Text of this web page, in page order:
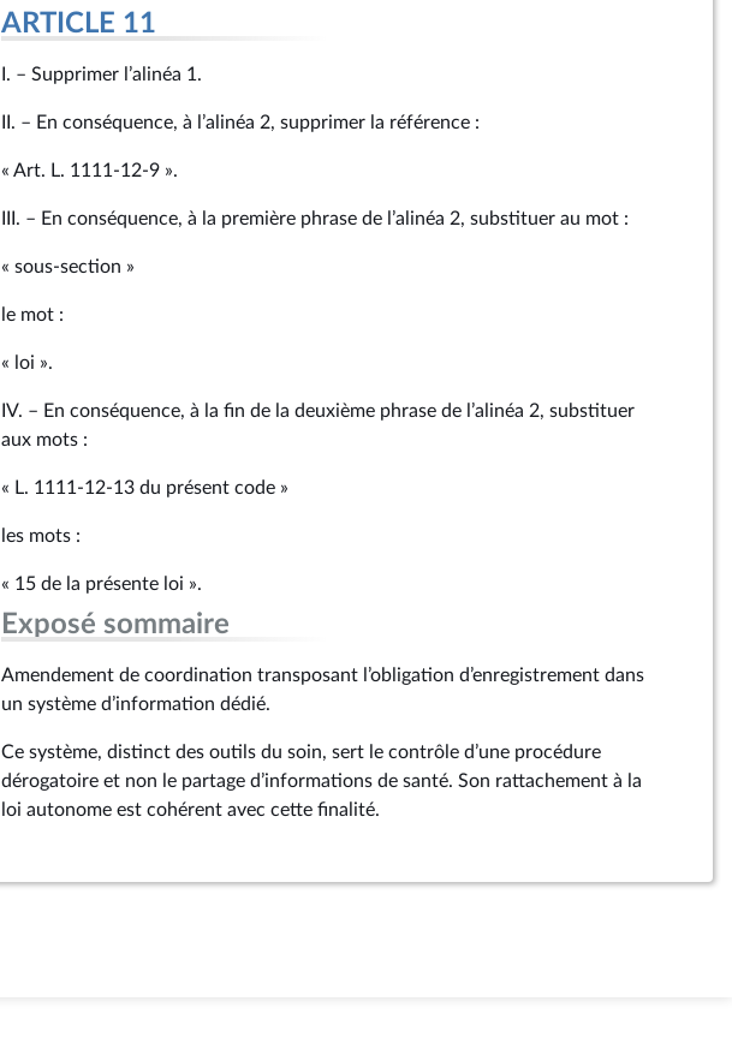
ARTICLE 11
I. – Supprimer l’alinéa 1.
II. – En conséquence, à l’alinéa 2, supprimer la référence :
« Art. L. 1111‑12‑9 ».
III. – En conséquence, à la première phrase de l’alinéa 2, substituer au mot :
« sous-section »
le mot :
« loi ».
IV. – En conséquence, à la fin de la deuxième phrase de l’alinéa 2, substituer
aux mots :
« L. 1111‑12‑13 du présent code »
les mots :
« 15 de la présente loi ».
Exposé sommaire
Amendement de coordination transposant l’obligation d’enregistrement dans
un système d’information dédié.
Ce système, distinct des outils du soin, sert le contrôle d’une procédure
dérogatoire et non le partage d’informations de santé. Son rattachement à la
loi autonome est cohérent avec cette finalité.